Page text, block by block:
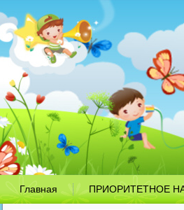
Главная ПРИОРИТЕТНОЕ